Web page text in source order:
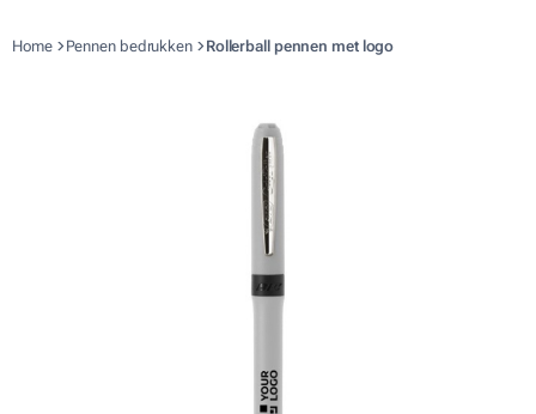
Home Pennen bedrukken Rollerball pennen met logo